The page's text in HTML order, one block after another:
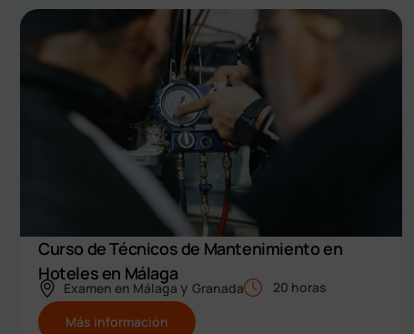
Curso de Técnicos de Mantenimiento en
Hoteles en Málaga
Examen en Málaga y Granada
20 horas
Más información